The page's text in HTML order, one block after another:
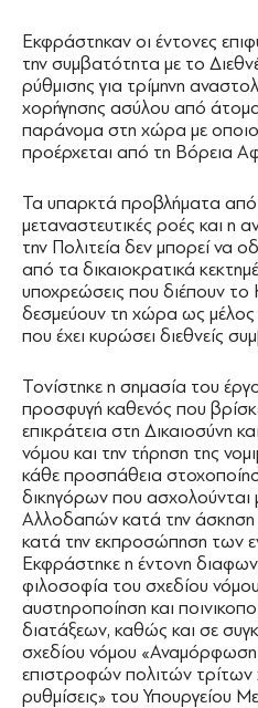
Εκφράστηκαν οι έντονες
την συμβατότητα με το
ρύθμισης για τρίμηνη
χορήγησης ασύλου από
παράνομα στη χώρα με
προέρχεται από τη Βόρεια
Τα υπαρκτά προβλήματα από
μεταναστευτικές ροές και η
την Πολιτεία δεν μπορεί να
από τα δικαιοκρατικά
υποχρεώσεις που διέπουν το
δεσμεύουν τη χώρα ως μέλος
που έχει κυρώσει διεθνείς
Τονίστηκε η σημασία του
προσφυγή καθενός που
επικράτεια στη Δικαιοσύνη
νόμου και την τήρηση της
κάθε προσπάθεια
δικηγόρων που
Αλλοδαπών κατά την άσκηση
κατά την εκπροσώπηση των
Εκφράστηκε η έντονη
φιλοσοφία του σχεδίου
αυστηροποίηση και
διατάξεων, καθώς και σε
σχεδίου νόμου «Αναμόρφωση
επιστροφών πολιτών
ρυθμίσεις» του Υπουργείου